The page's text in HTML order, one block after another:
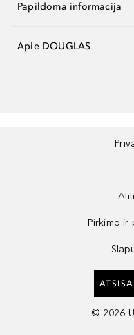
Papildoma informacija
Apie DOUGLAS
Pirkimo ir
© 2026